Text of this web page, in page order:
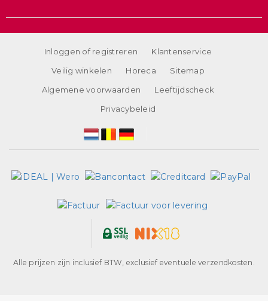
Inloggen of registreren
Klantenservice
Veilig winkelen
Horeca
Sitemap
Algemene voorwaarden
Leeftijdscheck
Privacybeleid
Alle prijzen zijn inclusief BTW, exclusief eventuele verzendkosten.